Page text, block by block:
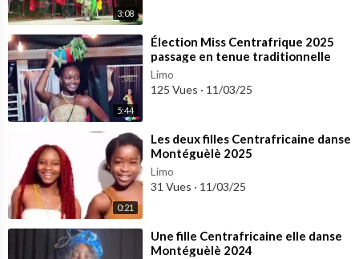
3:08
5:44
⁣Élection Miss Centrafrique 2025
passage en tenue traditionnelle
des 35 candidates
Limo
125 Vues · 11/03/25
0:21
⁣Les deux filles Centrafricaine danse
Montéguèlè 2025
Limo
31 Vues · 11/03/25
⁣Une fille Centrafricaine elle danse
Montéguèlè 2024